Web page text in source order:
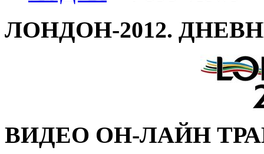
ЛОНДОН-2012.
ВИДЕО ОН-ЛАЙН